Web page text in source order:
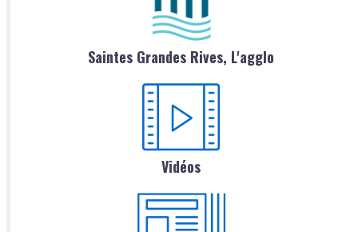
Saintes Grandes Rives, L'agglo
Vidéos